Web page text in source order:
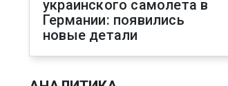
украинского самолета в
Германии: появились
новые детали